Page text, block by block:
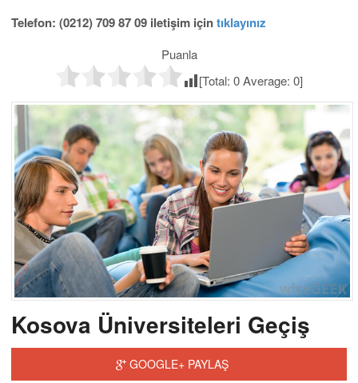
Telefon: (0212) 709 87 09 iletişim içintıklayınız
Puanla
[Total: 0Average: 0]
Kosova Üniversiteleri Geçiş
GOOGLE+ PAYLAŞ